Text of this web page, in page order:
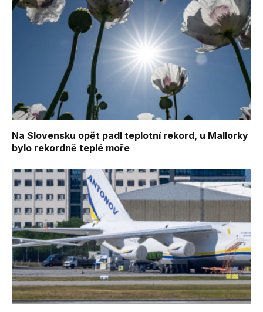
Na Slovensku opět padl teplotní rekord, u Mallorky
bylo rekordně teplé moře